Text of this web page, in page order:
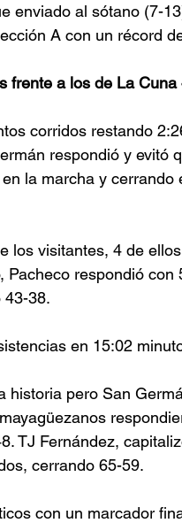
enviado al sótano (7-
A con un récord
frente a los de La Cuna
corridos restando
respondió y evitó
la marcha y cerrando
los visitantes, 4 de
respondió con
43-38.
en 15:02
historia pero San
TJ Fernández,
cerrando 65-59.
con un marcador